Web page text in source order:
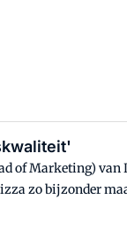
of Marketing) van
zo bijzonder